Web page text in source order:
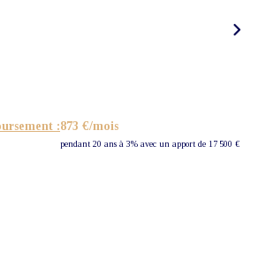
:873 €/mois
pendant 20 ans à 3% avec un apport de 17 500 €